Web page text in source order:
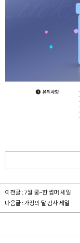
이전글 :7월 쿨~한 썸머 세일
다음글 :가정의 달 감사 세일